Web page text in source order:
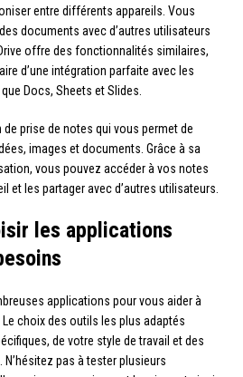
entre différents appareils. Vous
documents avec d’autres utilisateurs
offre des fonctionnalités similaires,
d’une intégration parfaite avec les
Docs, Sheets et Slides.
prise de notes qui vous permet de
images et documents. Grâce à sa
vous pouvez accéder à vos notes
et les partager avec d’autres utilisateurs.
les applications
applications pour vous aider à
choix des outils les plus adaptés
de votre style de travail et des
pas à tester plusieurs